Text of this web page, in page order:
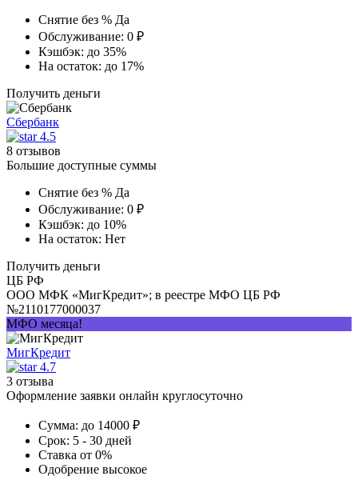
Снятие без % Да
Обслуживание: 0 ₽
Кэшбэк: до 35%
На остаток: до 17%
Получить деньги
Сбербанк
4.5
8 отзывов
Большие доступные суммы
Снятие без % Да
Обслуживание: 0 ₽
Кэшбэк: до 10%
На остаток: Нет
Получить деньги
ЦБ РФ
ООО МФК «МигКредит»; в реестре МФО ЦБ РФ
№2110177000037
МФО месяца!
МигКредит
4.7
3 отзыва
Оформление заявки онлайн круглосуточно
Сумма: до 14000 ₽
Срок: 5 - 30 дней
Ставка от 0%
Одобрение высокое